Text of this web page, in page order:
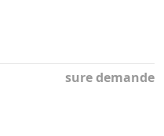
sure demande